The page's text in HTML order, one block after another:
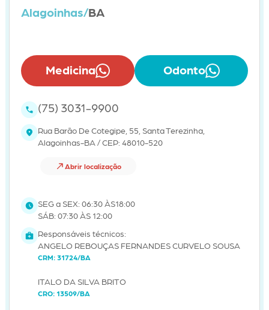
Alagoinhas/BA
Medicina Odonto
(75) 3031-9900
Rua Barão De Cotegipe, 55, Santa Terezinha,
Alagoinhas-BA / CEP: 48010-520
Abrir localização
SEG a SEX: 06:30 ÀS18:00
SÁB: 07:30 ÀS 12:00
Responsáveis técnicos:
ANGELO REBOUÇAS FERNANDES CURVELO SOUSA
CRM: 31724/BA
ITALO DA SILVA BRITO
CRO: 13509/BA